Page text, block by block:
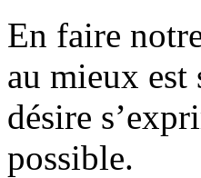
En faire
au mieux
désire
possible.